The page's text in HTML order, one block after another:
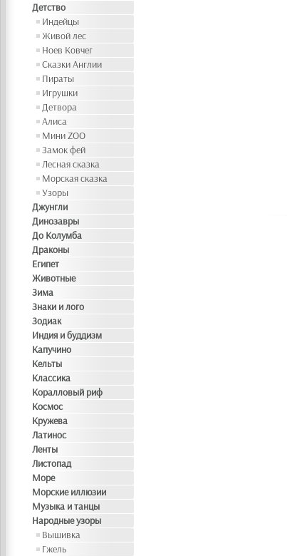
Детство
Индейцы
Живой лес
Ноев Ковчег
Сказки Англии
Пираты
Игрушки
Детвора
Алиса
Мини ZOO
Замок фей
Лесная сказка
Морская сказка
Узоры
Джунгли
Динозавры
До Колумба
Драконы
Египет
Животные
Зима
Знаки и лого
Зодиак
Индия и буддизм
Капучино
Кельты
Классика
Коралловый риф
Космос
Кружева
Латинос
Ленты
Листопад
Море
Морские иллюзии
Музыка и танцы
Народные узоры
Вышивка
Гжель